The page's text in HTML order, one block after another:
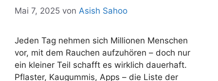
Mai 7, 2025 von Asish Sahoo
Jeden Tag nehmen sich Millionen Menschen
vor, mit dem Rauchen aufzuhören – doch nur
ein kleiner Teil schafft es wirklich dauerhaft.
Pflaster, Kaugummis, Apps – die Liste der